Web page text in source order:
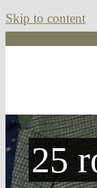
Skip to content
25